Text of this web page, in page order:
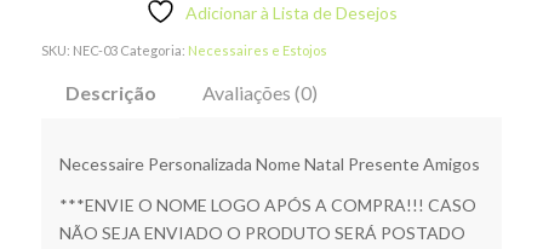
Adicionar à Lista de Desejos
SKU: NEC-03 Categoria: Necessaires e Estojos
Descrição Avaliações (0)
Necessaire Personalizada Nome Natal Presente Amigos
***ENVIE O NOME LOGO APÓS A COMPRA!!! CASO
NÃO SEJA ENVIADO O PRODUTO SERÁ POSTADO